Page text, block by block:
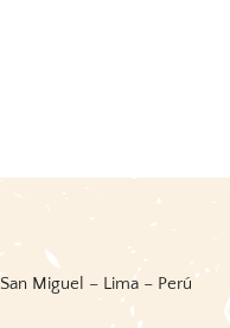
San Miguel – Lima – Perú